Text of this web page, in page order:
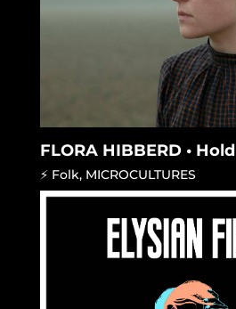
FLORA HIBBERD • Hold
⚡ Folk, MICROCULTURES